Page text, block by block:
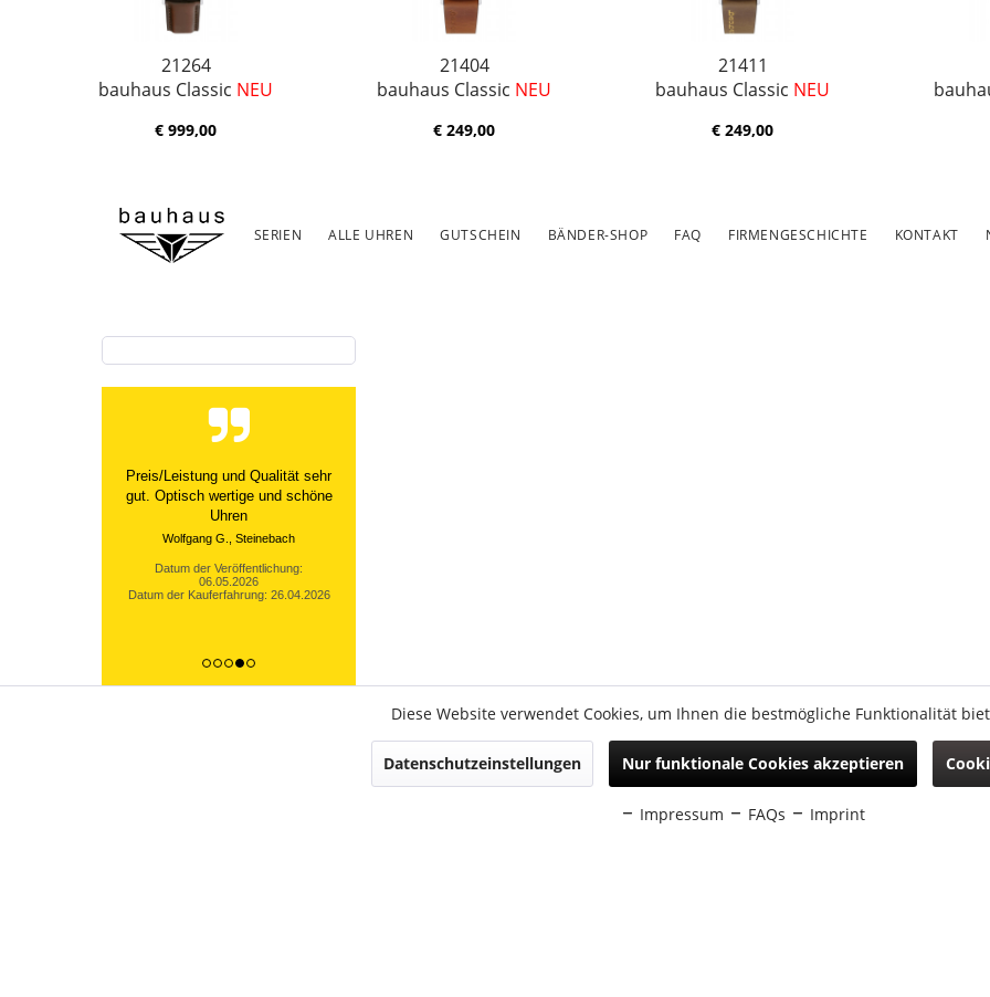
21264
bauhaus Classic NEU
€ 999,00
21404
bauhaus Classic NEU
€ 249,00
21411
bauhaus Classic NEU
€ 249,00